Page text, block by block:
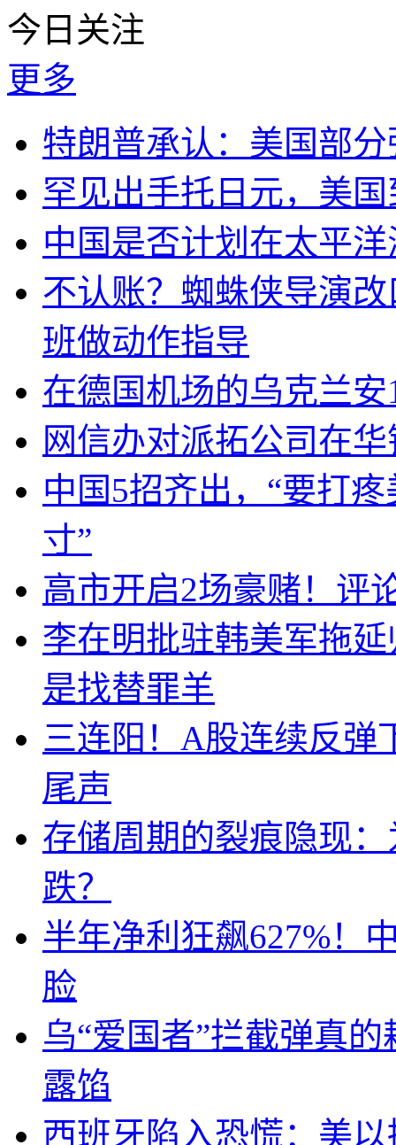
今日关注
更多
特朗普承认：美国部
罕见出手托日元，美
中国是否计划在太平
不认账？蜘蛛侠导演
班做动作指导
在德国机场的乌克兰
网信办对派拓公司在
中国5招齐出，“要打
寸”
高市开启2场豪赌！评
李在明批驻韩美军拖
是找替罪羊
三连阳！A股连续反弹
尾声
存储周期的裂痕隐现
跌？
半年净利狂飙627%！
脸
乌“爱国者”拦截弹真
露馅
西班牙陷入恐慌：美